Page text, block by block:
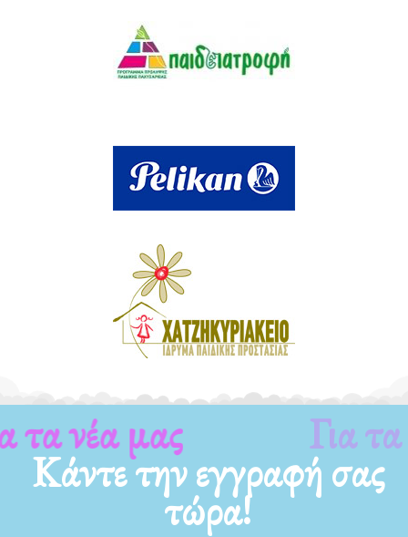
Για τα νέα μας
Κάντε την εγγραφή σας
τώρα!